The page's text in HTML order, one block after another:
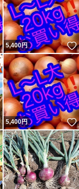
いいね！
5,400円
いいね！
5,400円